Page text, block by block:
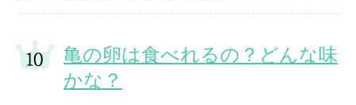
亀の卵は食べれるの？どんな味
かな？